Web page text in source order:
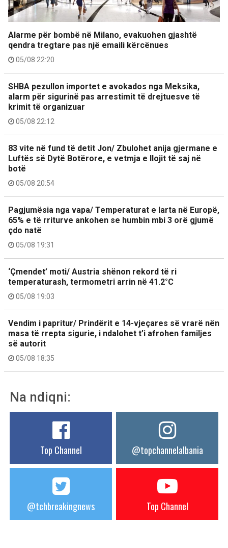
Alarme për bombë në Milano, evakuohen gjashtë
qendra tregtare pas një emaili kërcënues
05/08 22:20
SHBA pezullon importet e avokados nga Meksika,
alarm për sigurinë pas arrestimit të drejtuesve të
krimit të organizuar
05/08 22:12
83 vite në fund të detit Jon/ Zbulohet anija gjermane e
Luftës së Dytë Botërore, e vetmja e llojit të saj në
botë
05/08 20:54
Pagjumësia nga vapa/ Temperaturat e larta në Europë,
65% e të rriturve ankohen se humbin mbi 3 orë gjumë
çdo natë
05/08 19:31
‘Çmendet’ moti/ Austria shënon rekord të ri
temperaturash, termometri arrin në 41.2°C
05/08 19:03
Vendim i papritur/ Prindërit e 14-vjeçares së vrarë nën
masa të rrepta sigurie, i ndalohet t’i afrohen familjes
së autorit
05/08 18:35
Na ndiqni:
Top Channel @topchannelalbania
@tchbreakingnews Top Channel